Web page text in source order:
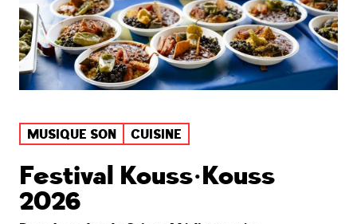
MUSIQUE SON CUISINE
Festival Kouss•Kouss
2026